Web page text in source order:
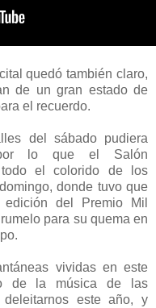
quedó también claro,
de un gran estado de
el recuerdo.
del sábado pudiera
por lo que el Salón
todo el colorido de los
donde tuvo que
del Premio Mil
para su quema en
vividas en este
de la música de las
este año, y